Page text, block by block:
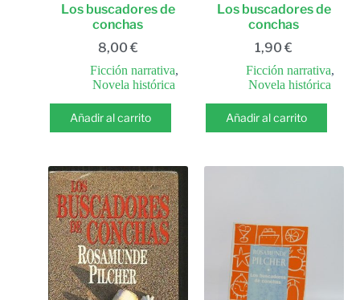
Los buscadores de
conchas
8,00 €
Ficción narrativa,
Novela histórica
Añadir al carrito
Los buscadores de
conchas
1,90€
Ficción narrativa,
Novela histórica
Añadir al carrito